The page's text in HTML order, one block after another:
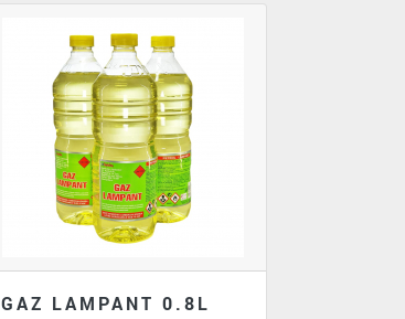
GAZ LAMPANT 0.8L